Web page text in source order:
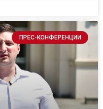
ПРЕС-КОНФЕРЕНЦИИ